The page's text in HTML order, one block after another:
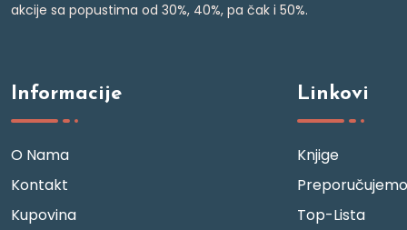
akcije sa popustima od 30%, 40%, pa čak i 50%.
Informacije
O Nama
Kontakt
Kupovina
Linkovi
Knjige
Preporučujemo
Top-Lista